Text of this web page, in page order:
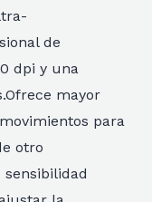
de
dpi y una
mayor
para
otro